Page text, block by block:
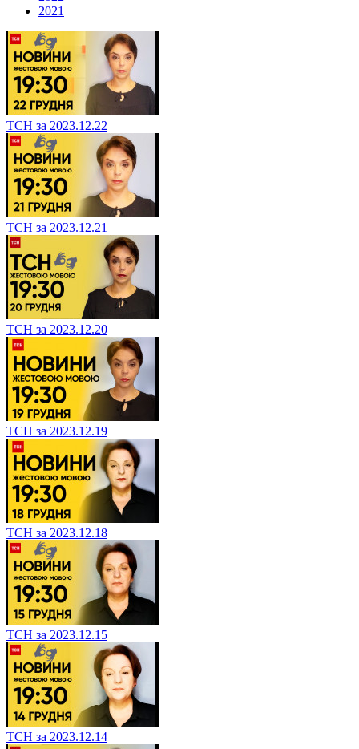
2021
ТСН за 2023.12.22
ТСН за 2023.12.21
ТСН за 2023.12.20
ТСН за 2023.12.19
ТСН за 2023.12.18
ТСН за 2023.12.15
ТСН за 2023.12.14